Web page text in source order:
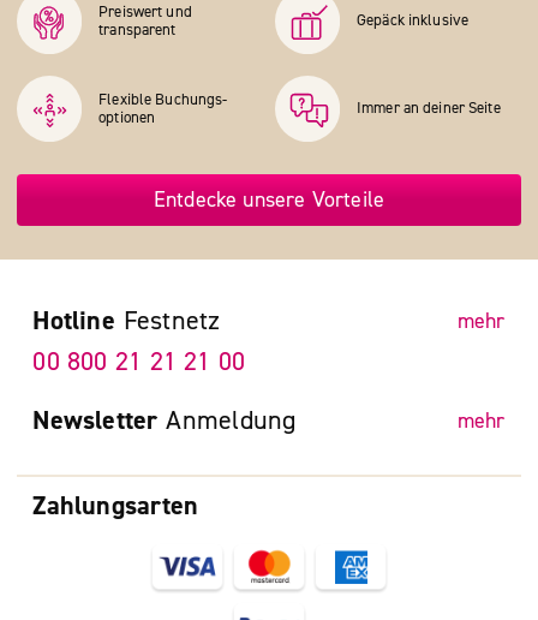
Preiswert und
transparent
Gepäck inklusive
Flexible Buchungs­
optionen
Immer an deiner Seite
Entdecke unsere Vorteile
Zahlungsarten
Hotline Festnetz mehr
00 800 21 21 21 00
Newsletter Anmeldung mehr